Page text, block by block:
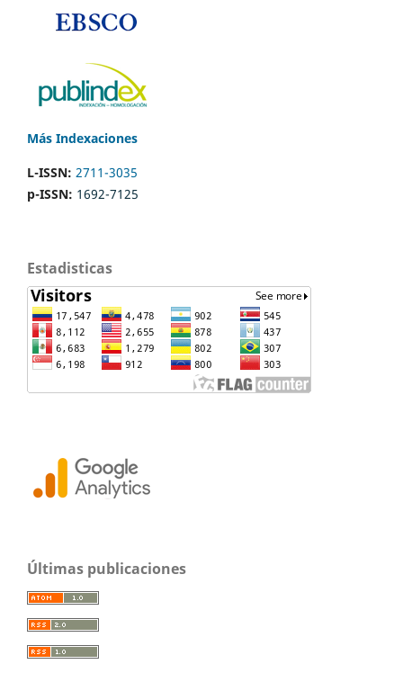
Más Indexaciones
L-ISSN: 2711-3035
p-ISSN: 1692-7125
Estadisticas
Últimas publicaciones